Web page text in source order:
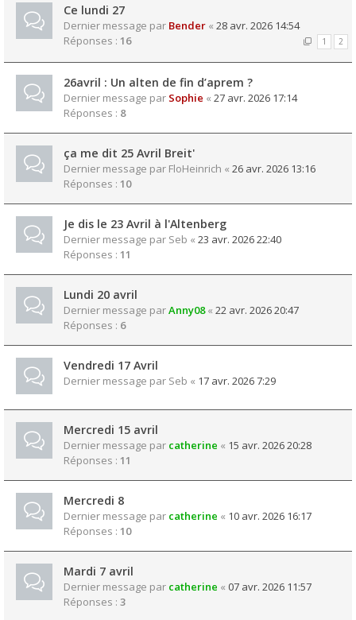
Ce lundi 27
Dernier message par Bender « 28 avr. 2026 14:54
Réponses : 16 1 2
26avril : Un alten de fin d’aprem ?
Dernier message par Sophie « 27 avr. 2026 17:14
Réponses : 8
ça me dit 25 Avril Breit'
Dernier message par FloHeinrich « 26 avr. 2026 13:16
Réponses : 10
Je dis le 23 Avril à l'Altenberg
Dernier message par Seb « 23 avr. 2026 22:40
Réponses : 11
Lundi 20 avril
Dernier message parAnny08« 22 avr. 2026 20:47
Réponses : 6
Vendredi 17 Avril
Dernier message par Seb « 17 avr. 2026 7:29
Mercredi 15 avril
Dernier message par catherine « 15 avr. 2026 20:28
Réponses : 11
Mercredi 8
Dernier message par catherine « 10 avr. 2026 16:17
Réponses : 10
Mardi 7 avril
Dernier message par catherine « 07 avr. 2026 11:57
Réponses : 3